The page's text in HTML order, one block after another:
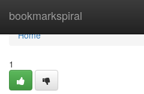
bookmarkspiral
Home
Home
1